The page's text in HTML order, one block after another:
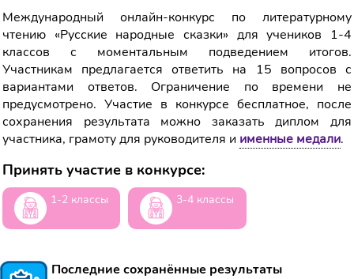
Международный онлайн-конкурс по литературному
чтению «Русские народные сказки» для учеников 1-4
классов с моментальным подведением итогов.
Участникам предлагается ответить на 15 вопросов с
вариантами ответов. Ограничение по времени не
предусмотрено. Участие в конкурсе бесплатное, после
сохранения результата можно заказать диплом для
участника, грамоту для руководителя и именные медали.
Принять участие в конкурсе:
1-2 классы 3-4 классы
Последние сохранённые результаты